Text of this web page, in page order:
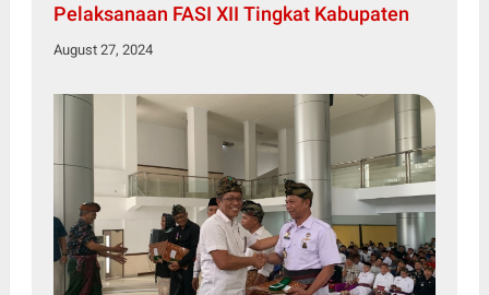
Pelaksanaan FASI XII Tingkat Kabupaten
August 27, 2024